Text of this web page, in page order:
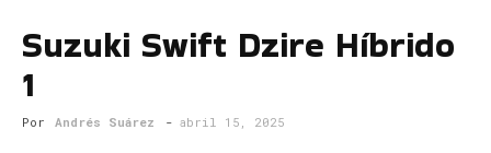
Magazine
Suzuki Swift Dzire Híbrido
1
Por Andrés Suárez - abril 15, 2025